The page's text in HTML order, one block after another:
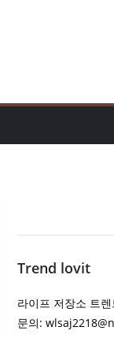
Trend lovit
라이프 저장소 트렌
문의: